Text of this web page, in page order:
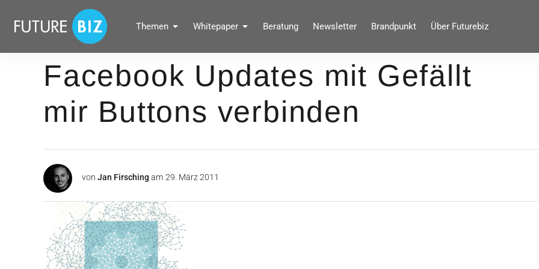
überspringen
FUTUREBIZ
Social Media Marketing Blog für Unternehmen by BRANDPUNKT
Themen Whitepaper Beratung Newsletter Brandpunkt Über Futurebiz
Facebook Updates mit Gefällt
mir Buttons verbinden
von Jan Firsching am 29. März 2011